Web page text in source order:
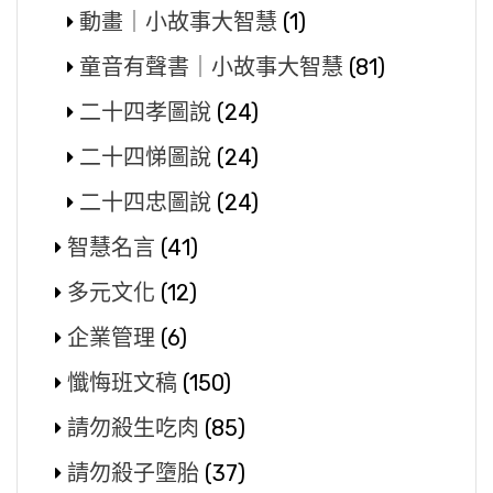
動畫｜小故事大智慧 (1)
童音有聲書｜小故事大智慧 (81)
二十四孝圖說 (24)
二十四悌圖說 (24)
二十四忠圖說 (24)
智慧名言 (41)
多元文化 (12)
企業管理 (6)
懺悔班文稿 (150)
請勿殺生吃肉 (85)
請勿殺子墮胎 (37)